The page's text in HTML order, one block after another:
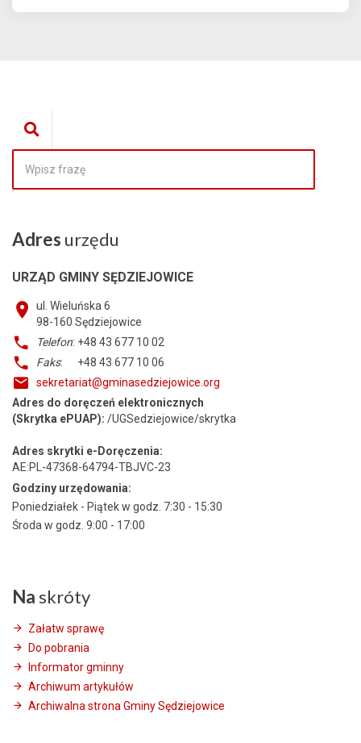
Adres urzędu
URZĄD GMINY SĘDZIEJOWICE
ul. Wieluńska 6
98-160 Sędziejowice
Telefon: +48 43 677 10 02
Faks: +48 43 677 10 06
sekretariat@gminasedziejowice.org
Adres do doręczeń elektronicznych
(Skrytka ePUAP): /UGSedziejowice/skrytka
Adres skrytki e-Doręczenia:
AE:PL-47368-64794-TBJVC-23
Godziny urzędowania:
Poniedziałek - Piątek w godz. 7:30 - 15:30
Środa w godz. 9:00 - 17:00
Na skróty
Załatw sprawę
Do pobrania
Informator gminny
Archiwum artykułów
Archiwalna strona Gminy Sędziejowice